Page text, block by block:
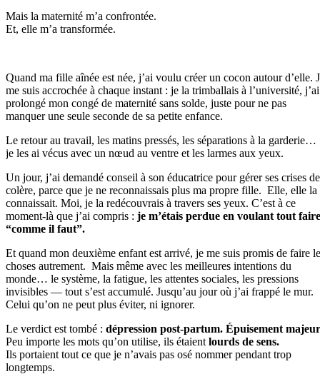
Mais la maternité m’a confrontée.
Et, elle m’a transformée.
Quand ma fille aînée est née, j’ai voulu créer un cocon autour d’elle.
me suis accrochée à chaque instant : je la trimballais à l’université, j’ai
prolongé mon congé de maternité sans solde, juste pour ne pas
manquer une seule seconde de sa petite enfance.
Le retour au travail, les matins pressés, les séparations à la garderie…
je les ai vécus avec un nœud au ventre et les larmes aux yeux.
Un jour, j’ai demandé conseil à son éducatrice pour gérer ses crises de
colère, parce que je ne reconnaissais plus ma propre fille. Elle, elle la
connaissait. Moi, je la redécouvrais à travers ses yeux. C’est à ce
moment-là que j’ai compris : je m’étais perdue en voulant tout faire
“comme il faut”.
Et quand mon deuxième enfant est arrivé, je me suis promis de faire
choses autrement. Mais même avec les meilleures intentions du
monde… le système, la fatigue, les attentes sociales, les pressions
invisibles — tout s’est accumulé. Jusqu’au jour où j’ai frappé le mur.
Celui qu’on ne peut plus éviter, ni ignorer.
Le verdict est tombé : dépression post-partum. Épuisement
Peu importe les mots qu’on utilise, ils étaient lourds de sens.
Ils portaient tout ce que je n’avais pas osé nommer pendant trop
longtemps.